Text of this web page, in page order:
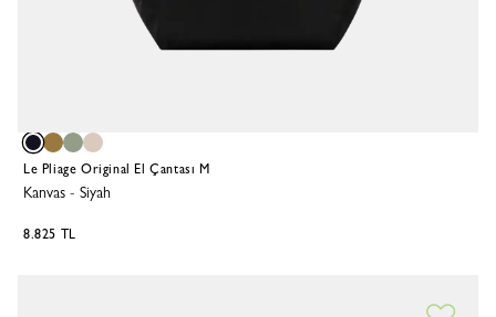
Le Pliage Original El Çantası M
Kanvas - Siyah
8.825 TL